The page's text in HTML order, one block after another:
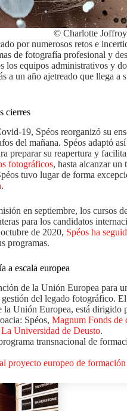
© Charlotte Joffroy
por numerosos retos e
de fotografía profesional y
los equipos administrativos y
a un año ajetreado que llega a
cierres
19, Spéos reorganizó su
del mañana. Spéos adaptó
preparar su reapertura y
fotográficos, hasta alcanzar
tuvo lugar de forma
.
en septiembre, los cursos
para los candidatos
de 2020, Spéos ha
programas.
a escala europea
de la Unión Europea para
del legado fotográfico.
la Unión Europea, está dirigido
Spéos, Magnum Fonds de
La Universidad de Deusto.
transnacional de
proyecto europeo de